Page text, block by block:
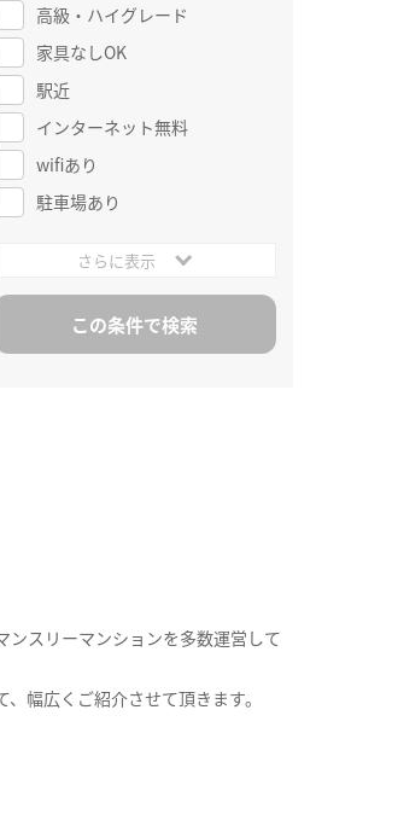
高級・ハイグレード
家具なしOK
駅近
インターネット無料
wifiあり
駐車場あり
さらに表示
ンスリーマンションを多数運営して
幅広くご紹介させて頂きます。